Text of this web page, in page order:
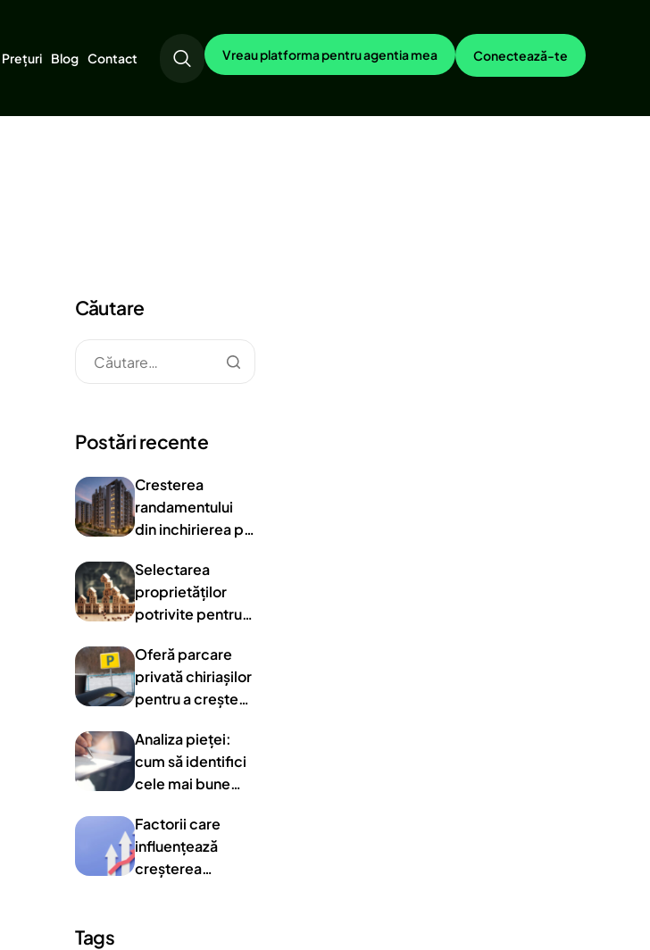
Prețuri Blog Contact Vreau platforma pentru agentia mea Conectează-te
Căutare
Postări recente
Cresterea
randamentului
din inchirierea pe
Selectarea
proprietăților
potrivite pentru
Oferă parcare
privată chiriașilor
pentru a crește
Analiza pieței:
cum să identifici
cele mai bune
investiții
imobiliare pentru
închiriere
Factorii care
influențează
creșterea
Tags